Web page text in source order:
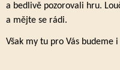
a bedlivě pozorovali hru.
a mějte se rádi.
Však my tu pro Vás budeme